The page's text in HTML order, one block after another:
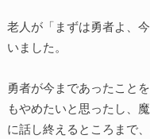
老人が「まずは勇者よ、
いました。
勇者が今まであったこと
もやめたいと思ったし、
に話し終えるところまで